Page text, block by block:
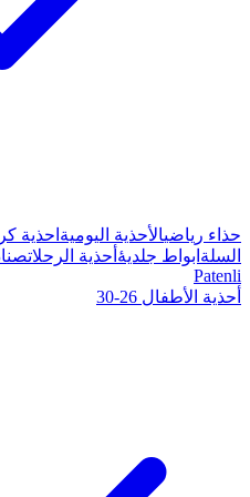
كرة العشب الصناعيأحذية كرة
صنادل أحذية كرة القدم ConversFilet